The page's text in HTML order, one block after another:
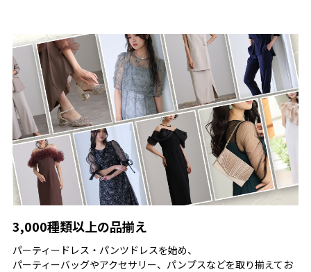
3,000種類以上の品揃え
パーティードレス・パンツドレスを始め、
パーティーバッグやアクセサリー、パンプスなどを取り揃えてお